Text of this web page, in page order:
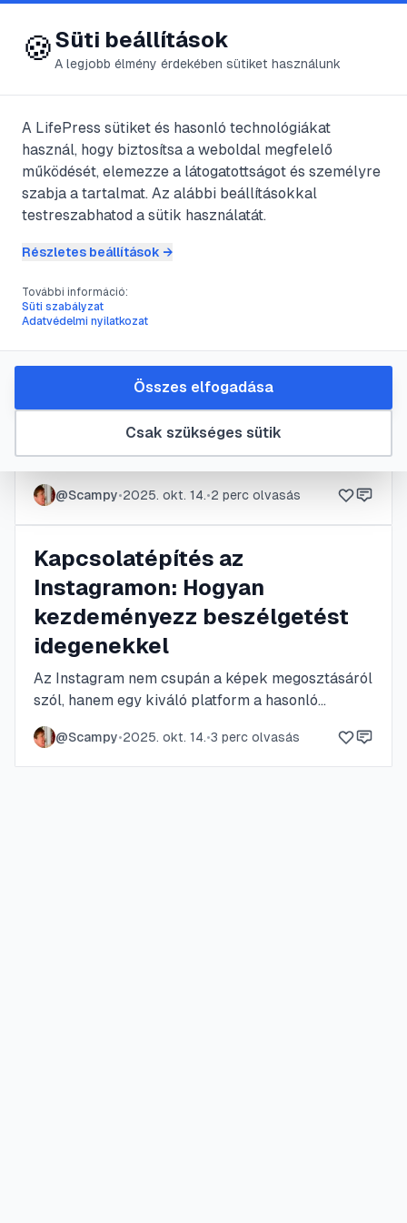
😍 LifePress
Főoldal Szerzők / @ Scampy
@Scampybejegyzései
2publikált bejegyzés
A szárítógolyók használata:
útmutató a puhább és
gazdaságosabb
ruhaszárításhoz
Fedezze fel, hogyan teheti ruháit puhábbá,
csökkentheti a szárítási időt és a villanyszámlát
vegyszerek nélkül. Ismerje meg a szárítógolyók
helyes használatát, a praktikus tippeket az
illatosítástól a statikusság megszüntetéséig, és
váljon a környezetbarát ruhakezelés mesterévé.
@Scampy•2025. okt. 14.•2 perc olvasás
Kapcsolatépítés az
Instagramon: Hogyan
kezdeményezz beszélgetést
idegenekkel
Az Instagram nem csupán a képek megosztásáról
szól, hanem egy kiváló platform a hasonló
érdeklődésű emberekkel való
kapcsolatteremtésre is. Fedezd fel, hogyan
léphetsz kapcsolatba másokkal hitelesen és
@Scampy•2025. okt. 14.•3 perc olvasás
🍪Süti beállítások
A legjobb élmény érdekében sütiket használunk
A LifePress sütiket és hasonló technológiákat
használ, hogy biztosítsa a weboldal megfelelő
működését, elemezze a látogatottságot és személyre
szabja a tartalmat. Az alábbi beállításokkal
testreszabhatod a sütik használatát.
Részletes beállítások →
További információ:
Süti szabályzat
Adatvédelmi nyilatkozat
Csak szükséges sütik
Összes elfogadása